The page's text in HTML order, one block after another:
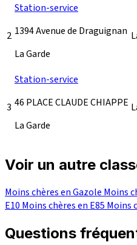
2
Station-service
1394 Avenue de Draguignan
La Garde
3
Station-service
46 PLACE CLAUDE CHIAPPE
La Garde
Voir un autre
Moins chères en Gazole Moins
E10 Moins chères en E85 Moins
Questions